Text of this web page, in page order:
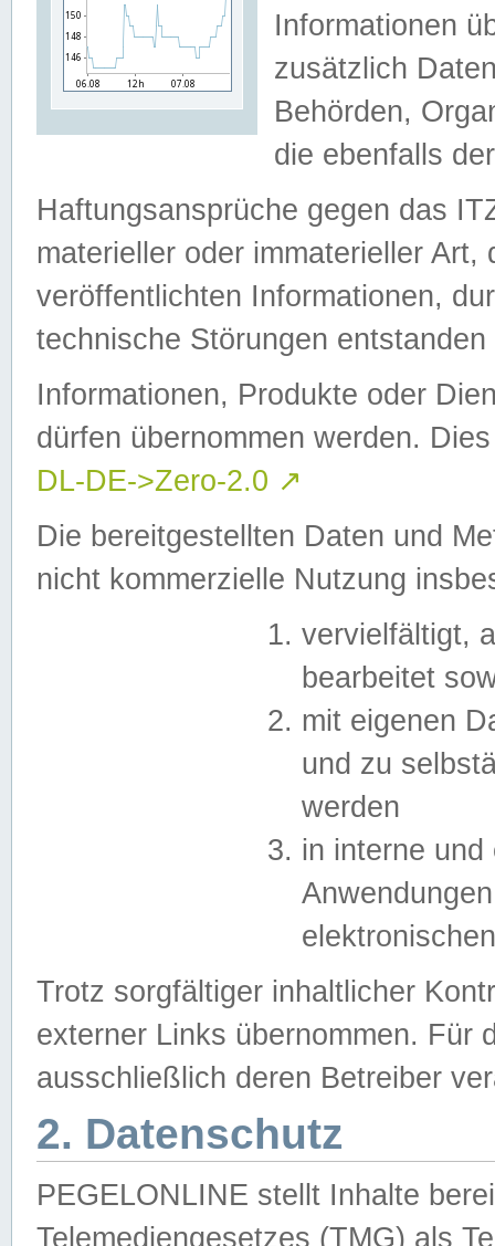
Informationen
zusätzlich
Behörden,
die ebenfalls
Haftungsansprüche gegen das
materieller oder immaterieller
veröffentlichten Informationen,
technische Störungen
Informationen, Produkte oder
dürfen übernommen werden.
DL-DE->Zero-2.0 ↗
Die bereitgestellten Daten und
nicht kommerzielle Nutzung
vervielfältigt,
bearbeitet
mit eigenen
und zu
werden
in interne
Trotz sorgfältiger inhaltlicher
externer Links übernommen. Für
ausschließlich deren Betreiber
2. Datenschutz
PEGELONLINE stellt Inhalte
Telemediengesetzes (TMG) als